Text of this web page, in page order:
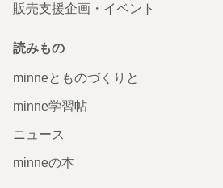
販売支援企画・イベント
読みもの
minneとものづくりと
minne学習帖
ニュース
minneの本